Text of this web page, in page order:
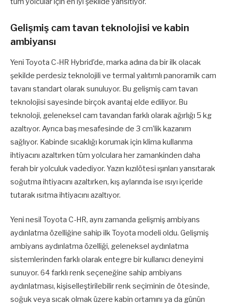
Gelişmiş cam tavan teknolojisi ve kabin
ambiyansı
Yeni Toyota C-HR Hybrid’de, marka adına da bir ilk olacak
şekilde perdesiz teknolojili ve termal yalıtımlı panoramik cam
tavanı standart olarak sunuluyor. Bu gelişmiş cam tavan
teknolojisi sayesinde birçok avantaj elde ediliyor. Bu
teknoloji, geleneksel cam tavandan farklı olarak ağırlığı 5 kg
azaltıyor. Ayrıca baş mesafesinde de 3 cm’lik kazanım
sağlıyor. Kabinde sıcaklığı korumak için klima kullanma
ihtiyacını azaltırken tüm yolculara her zamankinden daha
ferah bir yolculuk vadediyor. Yazın kızılötesi ışınları yansıtarak
soğutma ihtiyacını azaltırken, kış aylarında ise ısıyı içeride
tutarak ısıtma ihtiyacını azaltıyor.
Yeni nesil Toyota C-HR, aynı zamanda gelişmiş ambiyans
aydınlatma özelliğine sahip ilk Toyota modeli oldu. Gelişmiş
ambiyans aydınlatma özelliği, geleneksel aydınlatma
sistemlerinden farklı olarak entegre bir kullanıcı deneyimi
sunuyor. 64 farklı renk seçeneğine sahip ambiyans
aydınlatması, kişiselleştirilebilir renk seçiminin de ötesinde,
soğuk veya sıcak olmak üzere kabin ortamını ya da günün